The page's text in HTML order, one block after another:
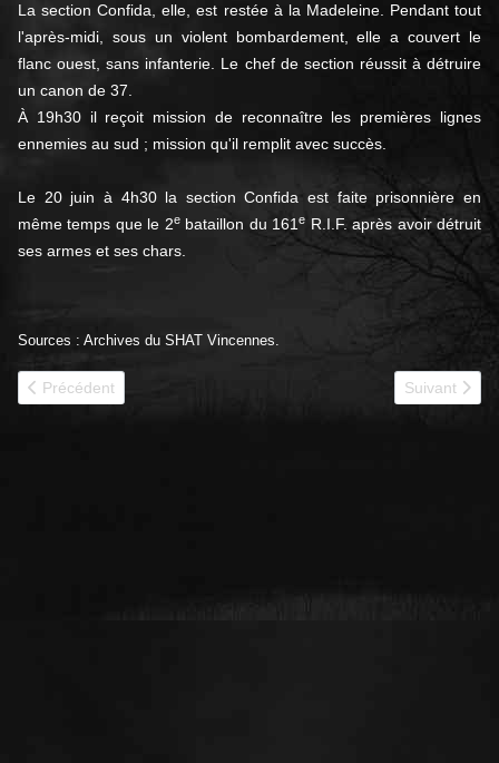
La section Confida, elle, est restée à la Madeleine. Pendant tout
l'après-midi, sous un violent bombardement, elle a couvert le
flanc ouest, sans infanterie. Le chef de section réussit à détruire
un canon de 37.
À 19h30 il reçoit mission de reconnaître les premières lignes
ennemies au sud ; mission qu'il remplit avec succès.
Le 20 juin à 4h30 la section Confida est faite prisonnière en
même temps que le 2ebataillon du 161e R.I.F. après avoir détruit
ses armes et ses chars.
Sources : Archives du SHAT Vincennes.
Article précédent : 1940 - 31e BCC historique
Précédent Article
Suivant